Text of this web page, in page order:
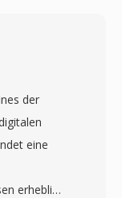
von
Audio. Ein
von
der
eine
erheblich